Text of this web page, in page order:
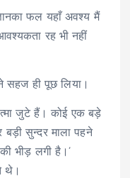
फल यहाँ अवश्य मैं
रह भी नहीं
सहज ही पूछ लिया।
जुटे हैं। कोई एक बड़े
बड़ी सुन्दर माला पहने
भीड़ लगी है।’
थे।